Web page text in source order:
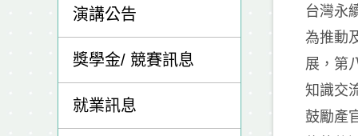
演講公告
獎學金/ 競賽訊息
就業訊息
台灣永
為推動
展，第
知識交
鼓勵產